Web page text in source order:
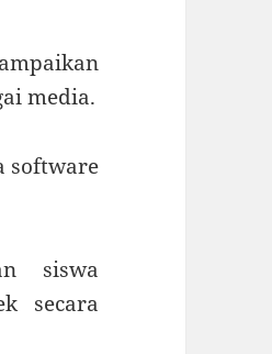
media.
software
siswa
secara